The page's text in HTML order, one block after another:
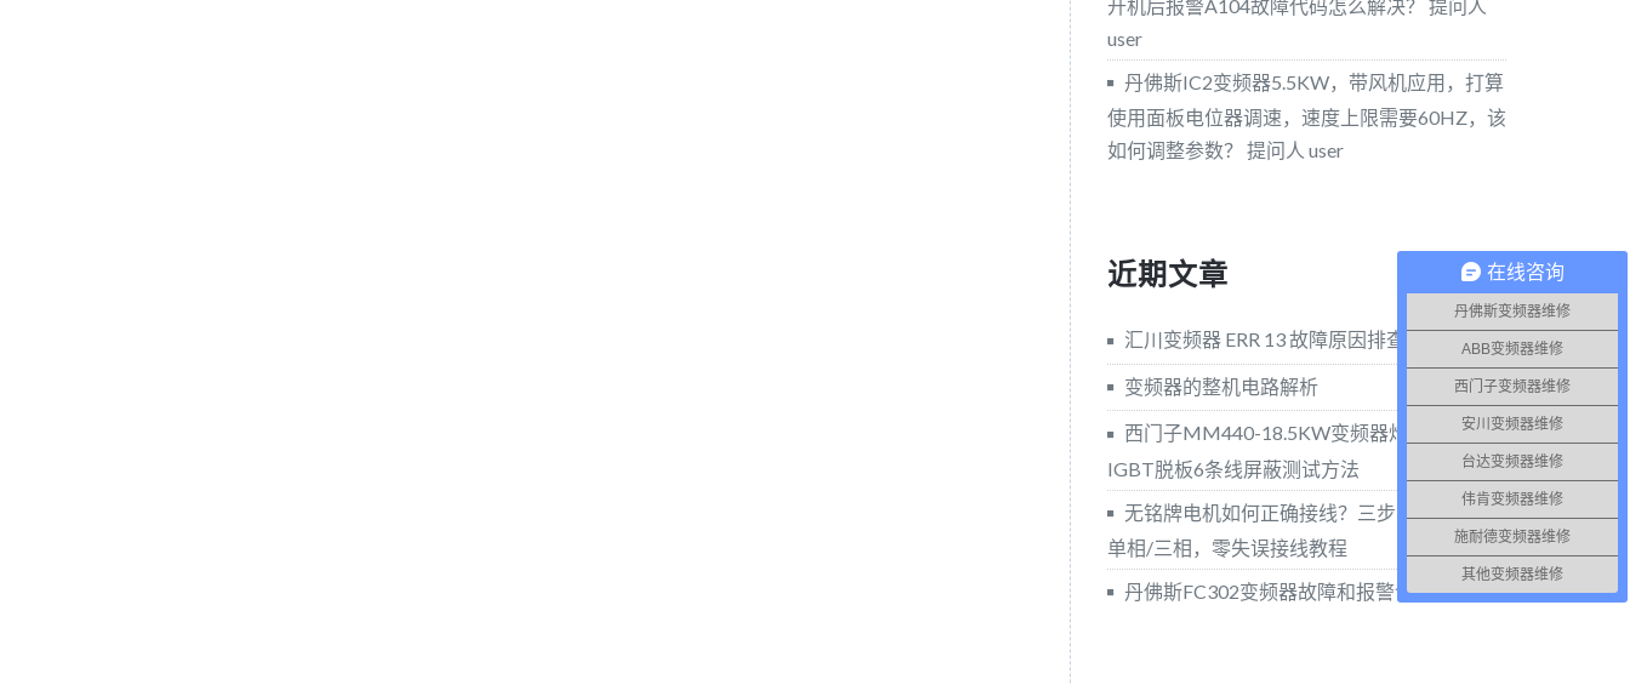
开机后报警A104故障代码怎么解决？ 提问人
user
丹佛斯IC2变频器5.5KW，带风机应用，打算
使用面板电位器调速，速度上限需要60HZ，该
如何调整参数？ 提问人 user
近期文章
汇川变频器 ERR 13 故障原因排查与维修方法
变频器的整机电路解析
西门子MM440-18.5KW变频器炸模块，
IGBT脱板6条线屏蔽测试方法
无铭牌电机如何正确接线？三步实操法分清
单相/三相，零失误接线教程
丹佛斯FC302变频器故障和报警详解
在线咨询
丹佛斯变频器维修
ABB变频器维修
西门子变频器维修
安川变频器维修
台达变频器维修
伟肯变频器维修
施耐德变频器维修
其他变频器维修